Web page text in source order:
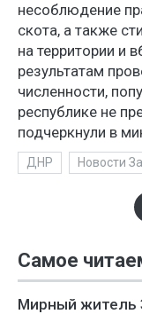
несоблюдение
скота, а также
на территории и
результатам
численности,
республике не
подчеркнули в
ДНР Новости
Самое
Мирный житель